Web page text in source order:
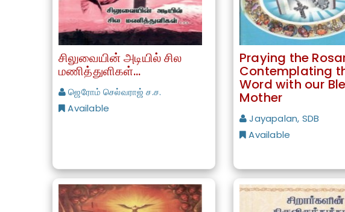
சிலுவையின் அடியில் சில
மணித்துளிகள்…
ஜெரோம் செல்வராஜ் ச.ச.
Available
Praying the
Contemplating
Word with our
Mother
Jayapalan, SDB
Available